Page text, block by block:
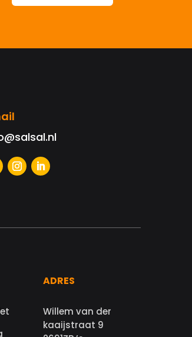
ADRES
Willem van der
kaaijstraat 9